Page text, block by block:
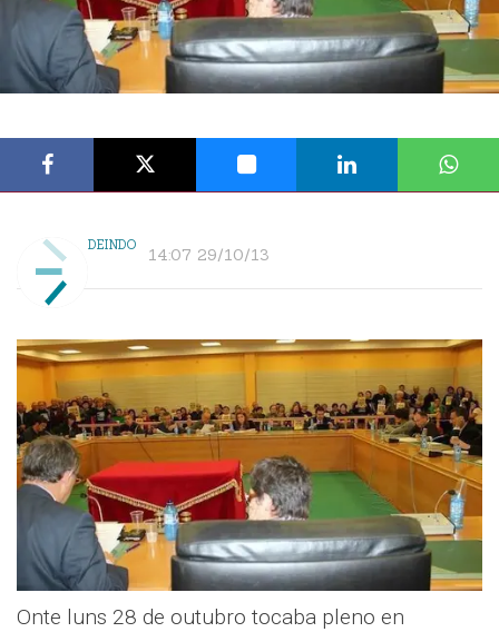
DEINDO 14:07 29/10/13
Onte luns 28 de outubro tocaba pleno en